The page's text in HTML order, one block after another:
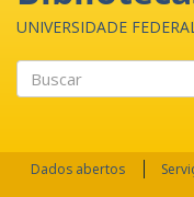
UNIVERSIDADE
Dados abertos